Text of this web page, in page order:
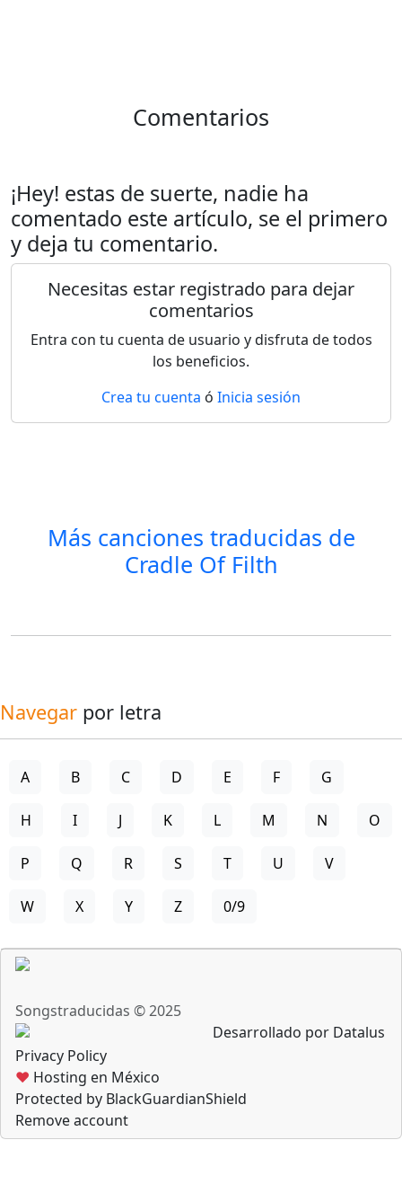
Comentarios
¡Hey! estas de suerte, nadie ha
comentado este artículo, se el primero
y deja tu comentario.
Necesitas estar registrado para dejar
comentarios
Entra con tu cuenta de usuario y disfruta de todos
los beneficios.
Crea tu cuenta ó Inicia sesión
Más canciones traducidas de
Cradle Of Filth
Navegar por letra
A B C D E F G
H I J K L M N O
P Q R S T U V
W X Y Z 0/9
Songstraducidas © 2025
Desarrollado por Datalus
Privacy Policy
♥ Hosting en México
Protected by BlackGuardianShield
Remove account